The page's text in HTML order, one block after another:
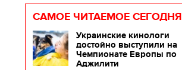
САМОЕ ЧИТАЕМОЕ СЕГОДНЯ
Украинские кинологи
достойно выступили на
Чемпионате Европы по
Аджилити